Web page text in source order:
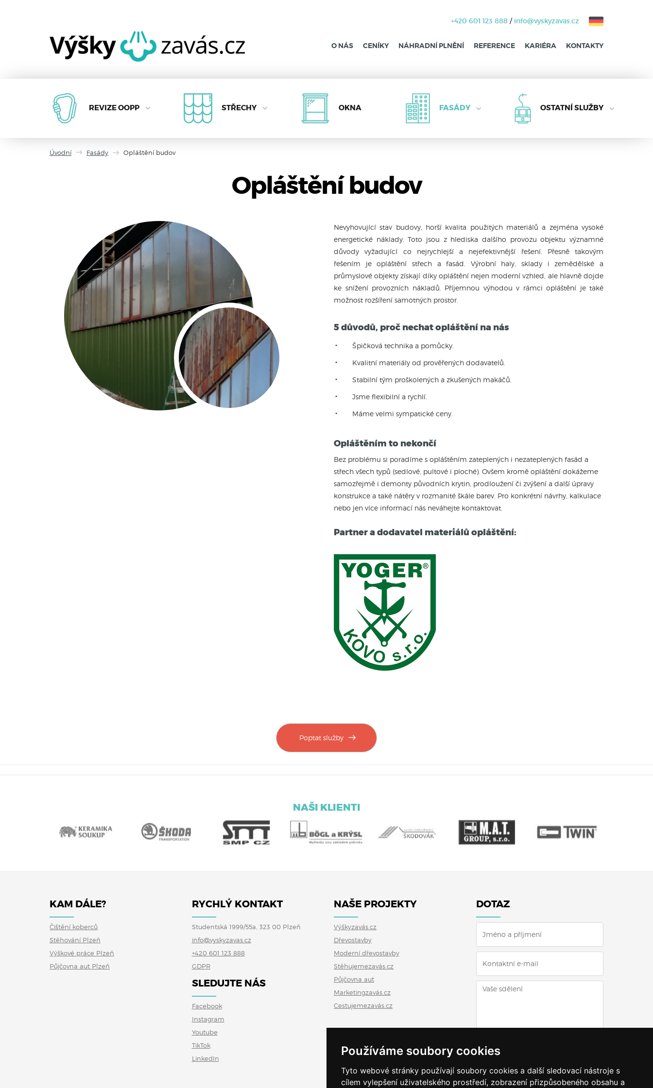
Používáme soubory cookies
Tyto webové stránky používají soubory cookies a další sledovací nástroje s
cílem vylepšení uživatelského prostředí, zobrazení přizpůsobeného obsahu a
+420 601 123 888 / info@vyskyzavas.cz
O NÁS CENÍKY NÁHRADNÍ PLNĚNÍ REFERENCE KARIÉRA KONTAKTY
REVIZE OOPP STŘECHY OKNA FASÁDY OSTATNÍ SLUŽBY
Úvodní Fasády Opláštění budov
Opláštění budov
Nevyhovující stav budovy, horší kvalita použitých materiálů a zejména vysoké
energetické náklady. Toto jsou z hlediska dalšího provozu objektu významné
důvody vyžadující co nejrychlejší a nejefektivnější řešení. Přesně takovým
řešením je opláštění střech a fasád. Výrobní haly, sklady i zemědělské a
průmyslové objekty získají díky opláštění nejen moderní vzhled, ale hlavně dojde
ke snížení provozních nákladů. Příjemnou výhodou v rámci opláštění je také
možnost rozšíření samotných prostor.
5 důvodů, proč nechat opláštění na nás
Špičková technika a pomůcky.
Kvalitní materiály od prověřených dodavatelů.
Stabilní tým proškolených a zkušených makáčů.
Jsme flexibilní a rychlí.
Máme velmi sympatické ceny.
Opláštěním to nekončí
Bez problému si poradíme s opláštěním zateplených i nezateplených fasád a
střech všech typů (sedlové, pultové i ploché). Ovšem kromě opláštění dokážeme
samozřejmě i demonty původních krytin, prodloužení či zvýšení a další úpravy
konstrukce a také nátěry v rozmanité škále barev. Pro konkrétní návrhy, kalkulace
nebo jen více informací nás neváhejte kontaktovat.
Partner a dodavatel materiálů opláštění:
Poptat služby
NAŠI KLIENTI
KAM DÁLE?
Čištění koberců
Stěhování Plzeň
Výškové práce Plzeň
Půjčovna aut Plzeň
RYCHLÝ KONTAKT
Studentská 1999/55a, 323 00 Plzeň
info@vyskyzavas.cz
+420 601 123 888
GDPR
SLEDUJTE NÁS
Facebook
Instagram
Youtube
TikTok
LinkedIn
NAŠE PROJEKTY
Výškyzavás.cz
Dřevostavby
Moderní dřevostavby
Stěhujemezavás.cz
Půjčovna aut
Marketingzavás.cz
Cestujemezavás.cz
DOTAZ